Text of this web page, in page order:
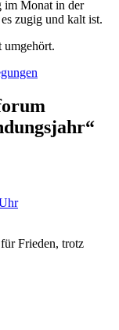
im Monat in der
zugig und kalt ist.
umgehört.
Frieden, trotz